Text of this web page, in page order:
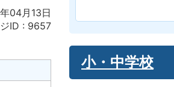
04月13日
ID : 9657
小・中学校